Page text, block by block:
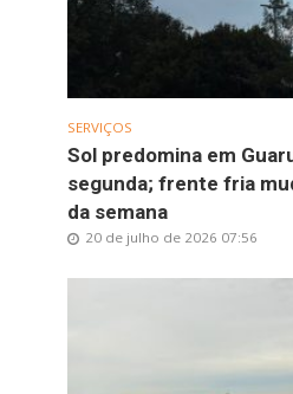
SERVIÇOS
Sol predomina em
segunda; frente fria
da semana
20 de julho de 2026 07:56